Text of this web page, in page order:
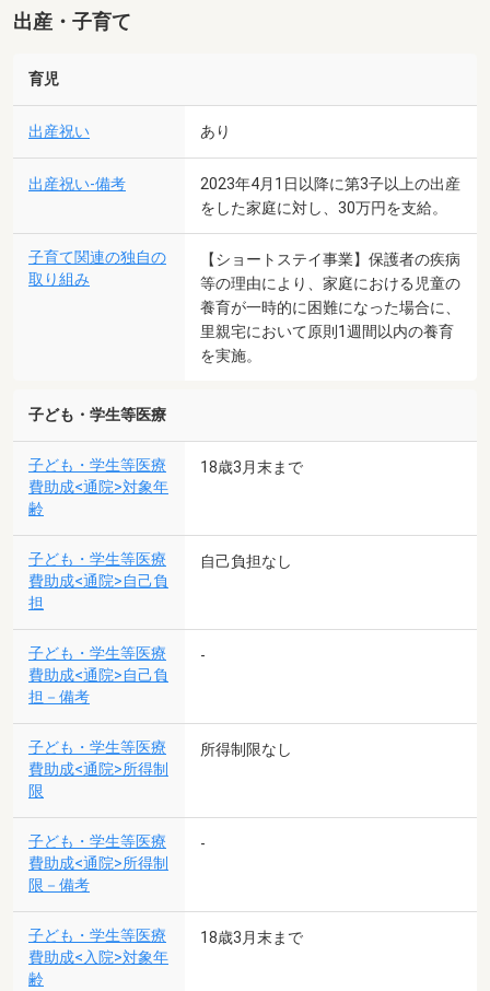
出産・子育て
育児
出産祝い あり
出産祝い-備考
2023年4月1日以降に第3子以上の出産
をした家庭に対し、30万円を支給。
子育て関連の独自の
取り組み
【ショートステイ事業】保護者の疾病
等の理由により、家庭における児童の
養育が一時的に困難になった場合に、
里親宅において原則1週間以内の養育
を実施。
子ども・学生等医療
子ども・学生等医療
費助成<通院>対象年
齢
18歳3月末まで
子ども・学生等医療
費助成<通院>自己負
担
自己負担なし
子ども・学生等医療
費助成<通院>自己負
担－備考
-
子ども・学生等医療
費助成<通院>所得制
限
所得制限なし
子ども・学生等医療
費助成<通院>所得制
限－備考
-
子ども・学生等医療
費助成<入院>対象年
齢
18歳3月末まで